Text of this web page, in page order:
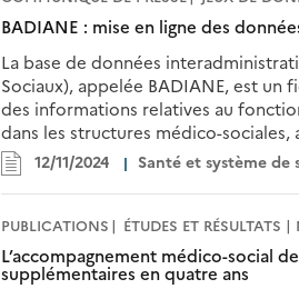
BADIANE : mise en ligne des
La base de données
Sociaux), appelée BADIANE, est un
des informations relatives au
dans les structures médico-sociales,
12/11/2024 Santé et système de
PUBLICATIONS ÉTUDES ET RÉSULTATS
L’accompagnement médico-social
supplémentaires en quatre ans